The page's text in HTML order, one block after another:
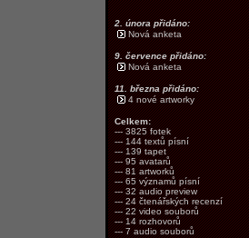
2. února přidáno:
Nová anketa
9. července přidáno:
Nová anketa
11. března přidáno:
4 nové artworky
Celkem:
--- 3825 fotek
--- 144 textů písní
--- 139 tapet
--- 95 avatarů
--- 81 artworků
--- 65 významů písní
--- 32 audio preview
--- 24 čtenářských recenzí
--- 22 video souborů
--- 14 rozhovorů
--- 7 audio souborů